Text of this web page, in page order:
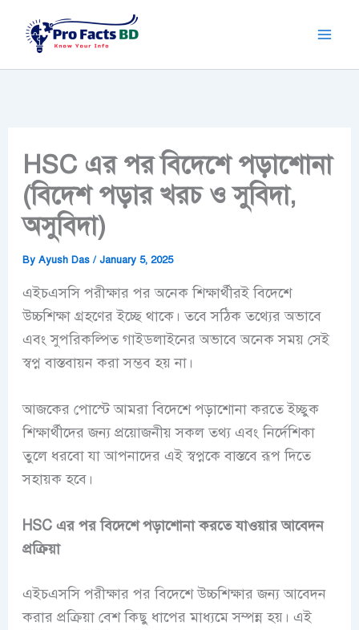
content
HSC এর পর বিদেশে পড়াশোনা
(বিদেশ পড়ার খরচ ও সুবিদা,
অসুবিদা)
By Ayush Das /January 5, 2025
এইচএসসি পরীক্ষার পর অনেক শিক্ষার্থীরই বিদেশে
উচ্চশিক্ষা গ্রহণের ইচ্ছে থাকে। তবে সঠিক তথ্যের অভাবে
এবং সুপরিকল্পিত গাইডলাইনের অভাবে অনেক সময় সেই
স্বপ্ন বাস্তবায়ন করা সম্ভব হয় না।
আজকের পোস্টে আমরা বিদেশে পড়াশোনা করতে ইচ্ছুক
শিক্ষার্থীদের জন্য প্রয়োজনীয় সকল তথ্য এবং নির্দেশিকা
তুলে ধরবো যা আপনাদের এই স্বপ্নকে বাস্তবে রূপ দিতে
সহায়ক হবে।
HSC এর পর বিদেশে পড়াশোনা করতে যাওয়ার আবেদন
প্রক্রিয়া
এইচএসসি পরীক্ষার পর বিদেশে উচ্চশিক্ষার জন্য আবেদন
করার প্রক্রিয়া বেশ কিছু ধাপের মাধ্যমে সম্পন্ন হয়। এই